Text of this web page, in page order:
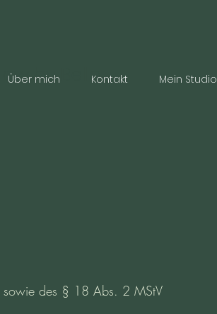
Flow by Bella
Über mich Kontakt Mein Studio
sowie des § 18 Abs. 2 MStV